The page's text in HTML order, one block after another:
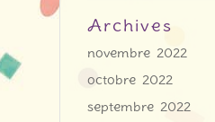
Archives
novembre 2022
octobre 2022
septembre 2022